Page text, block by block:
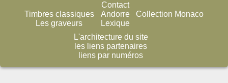
Timbres classiques
Les graveurs
Contact
Andorre
Lexique
Collection Monaco
L'architecture du site
les liens partenaires
liens par numéros